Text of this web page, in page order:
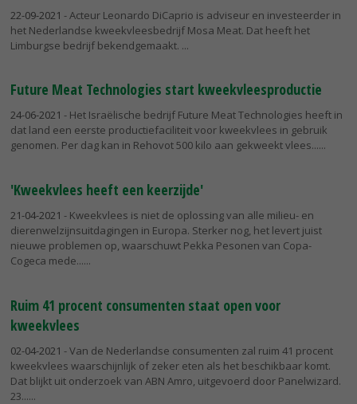
22-09-2021 - Acteur Leonardo DiCaprio is adviseur en investeerder in
het Nederlandse kweekvleesbedrijf Mosa Meat. Dat heeft het
Limburgse bedrijf bekendgemaakt.
Future Meat Technologies start kweekvleesproductie
24-06-2021 - Het Israëlische bedrijf Future Meat Technologies heeft in
dat land een eerste productiefaciliteit voor kweekvlees in gebruik
genomen. Per dag kan in Rehovot 500 kilo aan gekweekt vlees...
'Kweekvlees heeft een keerzijde'
21-04-2021 - Kweekvlees is niet de oplossing van alle milieu- en
dierenwelzijnsuitdagingen in Europa. Sterker nog, het levert juist
nieuwe problemen op, waarschuwt Pekka Pesonen van Copa-
Cogeca mede...
Ruim 41 procent consumenten staat open voor
kweekvlees
02-04-2021 - Van de Nederlandse consumenten zal ruim 41 procent
kweekvlees waarschijnlijk of zeker eten als het beschikbaar komt.
Dat blijkt uit onderzoek van ABN Amro, uitgevoerd door Panelwizard.
23...